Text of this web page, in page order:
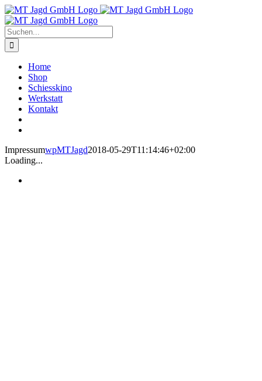
Zum
Inhalt
springen
Suche
nach:
Home
Shop
Schiesskino
Werkstatt
Kontakt
ImpressumwpMTJagd2018-05-29T11:14:46+02:00
Loading...